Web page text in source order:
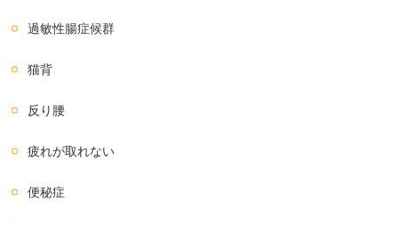
過敏性腸症候群
猫背
反り腰
疲れが取れない
便秘症